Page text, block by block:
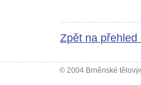
Zpět na přehled
© 2004 Brněnské